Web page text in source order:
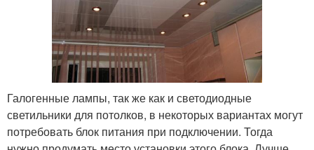
Галогенные лампы, так же как и светодиодные
светильники для потолков, в некоторых вариантах могут
потребовать блок питания при подключении. Тогда